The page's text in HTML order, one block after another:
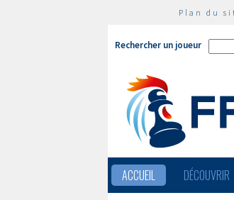
Plan du
Rechercher un joueur
ACCUEIL DÉCOUVRIR